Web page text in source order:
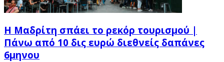
Η Μαδρίτη σπάει το ρεκόρ τουρισμού |
Πάνω από 10 δις ευρώ διεθνείς δαπάνες
6μηνου